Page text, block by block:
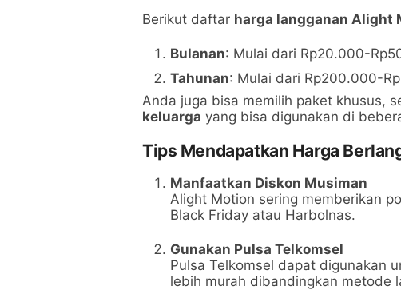
Berikut daftar harga langganan Alight
Bulanan: Mulai dari Rp20.000-
Tahunan: Mulai dari Rp200.000-
Anda juga bisa memilih paket khusus,
keluarga yang bisa digunakan di
Tips Mendapatkan Harga
Manfaatkan Diskon Musiman
Alight Motion sering memberikan
Black Friday atau Harbolnas.
Gunakan Pulsa Telkomsel
Pulsa Telkomsel dapat digunakan
lebih murah dibandingkan metode